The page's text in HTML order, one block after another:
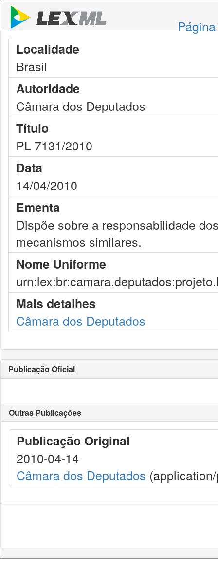
Localidade
Brasil
Autoridade
Câmara dos Deputados
Título
PL 7131/2010
Data
14/04/2010
Ementa
Dispõe sobre a responsabilidade
mecanismos similares.
Nome Uniforme
Mais detalhes
Câmara dos Deputados
Publicação Oficial
Outras Publicações
Publicação Original
2010-04-14
Câmara dos Deputados